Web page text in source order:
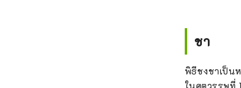
ชา
พิธีชงชาเป็น
ในศตวรรษที่